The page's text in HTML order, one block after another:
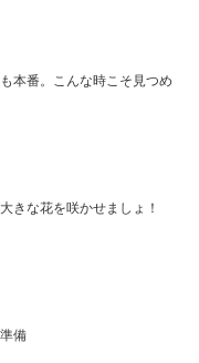
本番。こんな時こそ見つめ
な花を咲かせましょ！
備